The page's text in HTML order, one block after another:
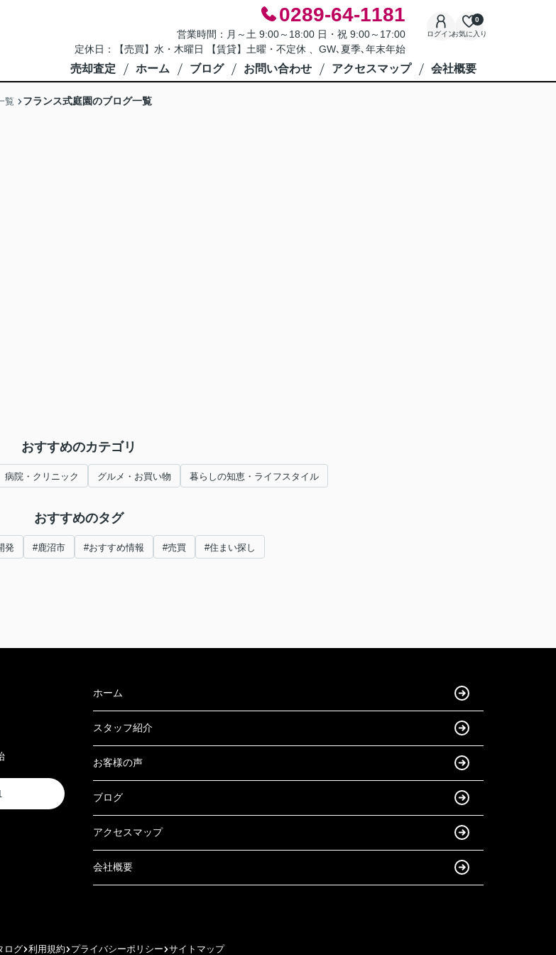
0289-64-1181
営業時間：月～土 9:00～18:00 日・祝 9:00～17:00
定休日：【売買】水・木曜日 【賃貸】土曜・不定休 、GW､夏季､年末年始
ログインお気に入り
0
売却査定 ホーム ブログ お問い合わせ アクセスマップ 会社概要
覧 フランス式庭園のブログ一覧
おすすめのカテゴリ
病院・クリニック グルメ・お買い物 暮らしの知恵・ライフスタイル
おすすめのタグ
発 #鹿沼市 #おすすめ情報 #売買 #住まい探し
ホーム
スタッフ紹介
お客様の声
ブログ
アクセスマップ
会社概要
ログ 利用規約 プライバシーポリシー サイトマップ